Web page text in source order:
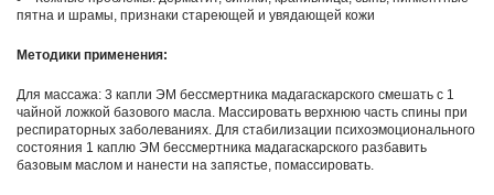
пятна и шрамы, признаки стареющей и увядающей кожи
Методики применения:
Для массажа: 3 капли ЭМ бессмертника мадагаскарского смешать с 1
чайной ложкой базового масла. Массировать верхнюю часть спины при
респираторных заболеваниях. Для стабилизации психоэмоционального
состояния 1 каплю ЭМ бессмертника мадагаскарского разбавить
базовым маслом и нанести на запястье, помассировать.